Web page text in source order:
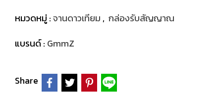
หมวดหมู่ :จานดาวเทียม , กล่องรับสัญญาณ
แบรนด์ : GmmZ
Share